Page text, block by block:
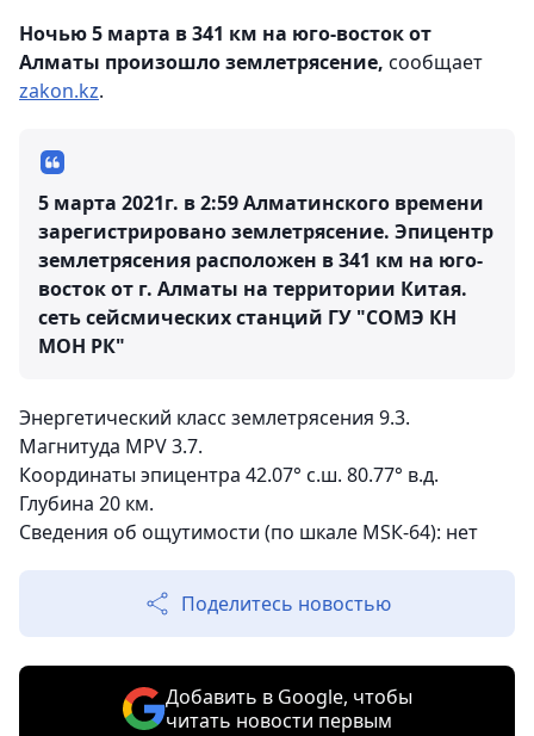
Ночью 5 марта в 341 км на юго-восток от
Алматы произошло землетрясение, сообщает
zakon.kz.
5 марта 2021г. в 2:59 Алматинского времени
зарегистрировано землетрясение. Эпицентр
землетрясения расположен в 341 км на юго-
восток от г. Алматы на территории Китая.
сеть сейсмических станций ГУ "СОМЭ КН
МОН РК"
Энергетический класс землетрясения 9.3.
Магнитуда MPV 3.7.
Координаты эпицентра 42.07° с.ш. 80.77° в.д.
Глубина 20 км.
Сведения об ощутимости (по шкале МSК-64): нет
Поделитесь новостью
Добавить в Google, чтобы
читать новости первым